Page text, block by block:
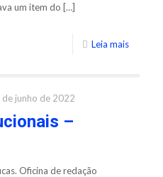
um item do […]
Leia mais
de junho de 2022
–
Oficina de redação